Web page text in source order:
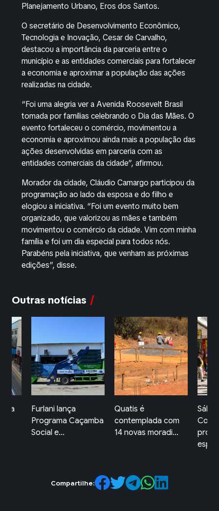
Planejamento Urbano, Eros dos Santos.
O secretário de Desenvolvimento Econômico,
Tecnologia e Inovação, Cesar de Carvalho,
destacou a importância da parceria entre o
município e as entidades comerciais para fortalecer
a economia e aproximar a população das ações
realizadas na cidade.
“Foi uma alegria ver a Avenida Roosevelt Brasil
tomada por famílias celebrando o Dia das Mães. O
evento fortaleceu o comércio, movimentou a
economia e aproximou ainda mais a população das
ações desenvolvidas em parceria com as
entidades comerciais da cidade”, afirmou.
Morador da cidade, Cláudio Camargo participou da
programação ao lado da esposa e do filho e
elogiou a iniciativa. “Foi um evento muito bem
organizado, que valorizou as mães e também
movimentou o comércio da cidade. Vim com minha
família e foi um dia especial para todos nós.
Parabéns pela iniciativa, que venham as próximas
edições”, disse.
Outras notícias
Furlani lança
Programa Caçamba
Social e...
Quatis é
contemplada com
14 novas moradi...
Compartilhe: